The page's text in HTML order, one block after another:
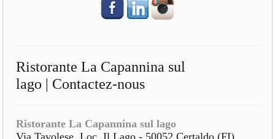
Ristorante La Capannina sul
lago | Contactez-nous
Ristorante La Capannina sul lago
Via Tavolese, Loc. Il Lago - 50052 Certaldo (FI)